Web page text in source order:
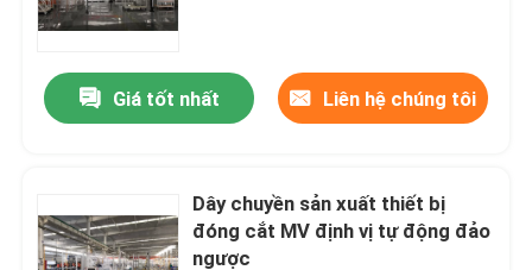
Tin tức
Yêu cầu báo giá
Máy gia công thanh cái
Giá tốt nhất Liên hệ chúng tôi
Dây chuyền sản xuất thiết bị
đóng cắt MV định vị tự động đảo
ngược